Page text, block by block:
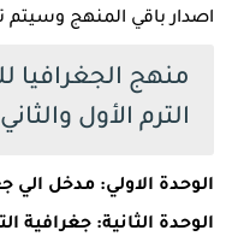
اصدار باقي المنهج وسيتم
منهج الجغرافيا
الترم الأول والثاني 2024
الوحدة الاولي: مدخل الي
الوحدة الثانية: جغرافية